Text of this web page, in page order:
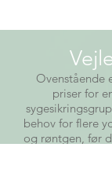
Ovenstående
priser for
behov for flere
og røntgen, før